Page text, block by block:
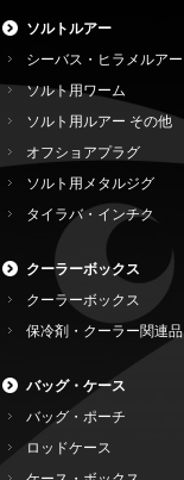
ソルトルアー
シーバス・ヒラメルアー
ソルト用ワーム
ソルト用ルアー その他
オフショアプラグ
ソルト用メタルジグ
タイラバ・インチク
クーラーボックス
クーラーボックス
保冷剤・クーラー関連品
バッグ・ケース
バッグ・ポーチ
ロッドケース